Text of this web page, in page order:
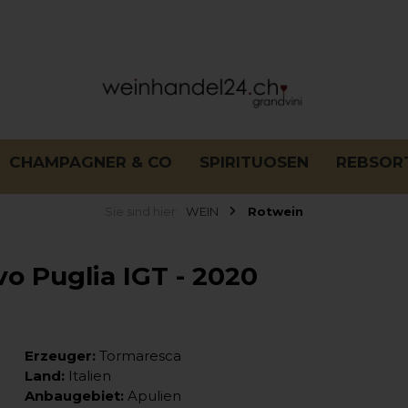
CHAMPAGNER & CO SPIRITUOSEN
WEIN Rotwein
Puglia IGT - 2020
Erzeuger: Tormaresca
Land: Italien
Anbaugebiet: Apulien